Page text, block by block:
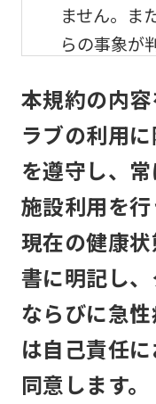
ません。ま
らの事象が
メンバー
メンバーは
おいて、他
クラブの施
す。
本クラブは
設利用中に
事故につい
き事由がな
本規約の内
ラブの利用
を遵守し、
施設利用を行
現在の健康
書に明記し
ならびに急
は自己責任
同意します。